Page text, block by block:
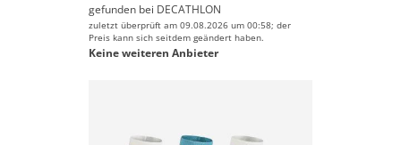
gefunden bei DECATHLON
zuletzt überprüft am 09.08.2026 um 00:58; der
Preis kann sich seitdem geändert haben.
Keine weiteren Anbieter